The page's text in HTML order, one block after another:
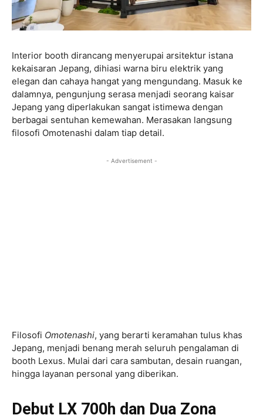
Interior booth dirancang menyerupai arsitektur istana
kekaisaran Jepang, dihiasi warna biru elektrik yang
elegan dan cahaya hangat yang mengundang. Masuk ke
dalamnya, pengunjung serasa menjadi seorang kaisar
Jepang yang diperlakukan sangat istimewa dengan
berbagai sentuhan kemewahan. Merasakan langsung
filosofi Omotenashi dalam tiap detail.
- Advertisement -
Filosofi Omotenashi, yang berarti keramahan tulus khas
Jepang, menjadi benang merah seluruh pengalaman di
booth Lexus. Mulai dari cara sambutan, desain ruangan,
hingga layanan personal yang diberikan.
Debut LX 700h dan Dua Zona